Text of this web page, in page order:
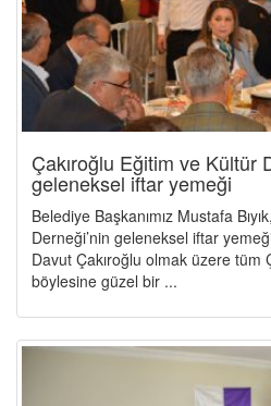
Çakıroğlu Eğitim ve Kültür
geleneksel iftar yemeği
Belediye Başkanımız Mustafa
Derneği’nin geleneksel iftar
Davut Çakıroğlu olmak üzere tüm
böylesine güzel bir ...